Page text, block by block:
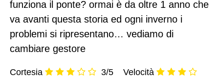
funziona il ponte? ormai è da oltre 1 anno che
va avanti questa storia ed ogni inverno i
problemi si ripresentano… vediamo di
cambiare gestore
Cortesia
3/5
Velocità